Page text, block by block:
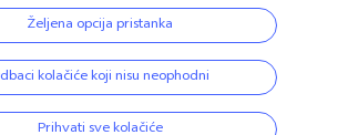
Co., Ltd. Sva prava zadržana.
Smernice za kolačiće | Podršku za privatnost
Željena opcija pristanka
kolačiće koji nisu neophodni
Prihvati sve kolačiće